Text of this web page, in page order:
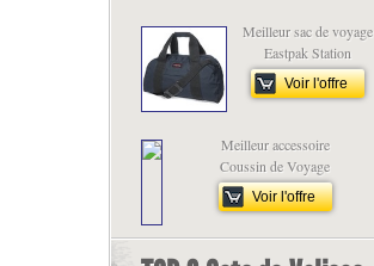
Meilleur sac de voyage
Eastpak Station
Voir l'offre
Meilleur accessoire
Coussin de Voyage
Voir l'offre